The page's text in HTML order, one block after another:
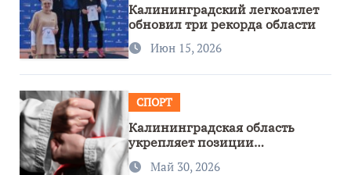
Калининградский легкоатлет
обновил три рекорда области
Июн 15, 2026
СПОРТ
Калининградская область
укрепляет позиции
спортивного региона
Май 30, 2026